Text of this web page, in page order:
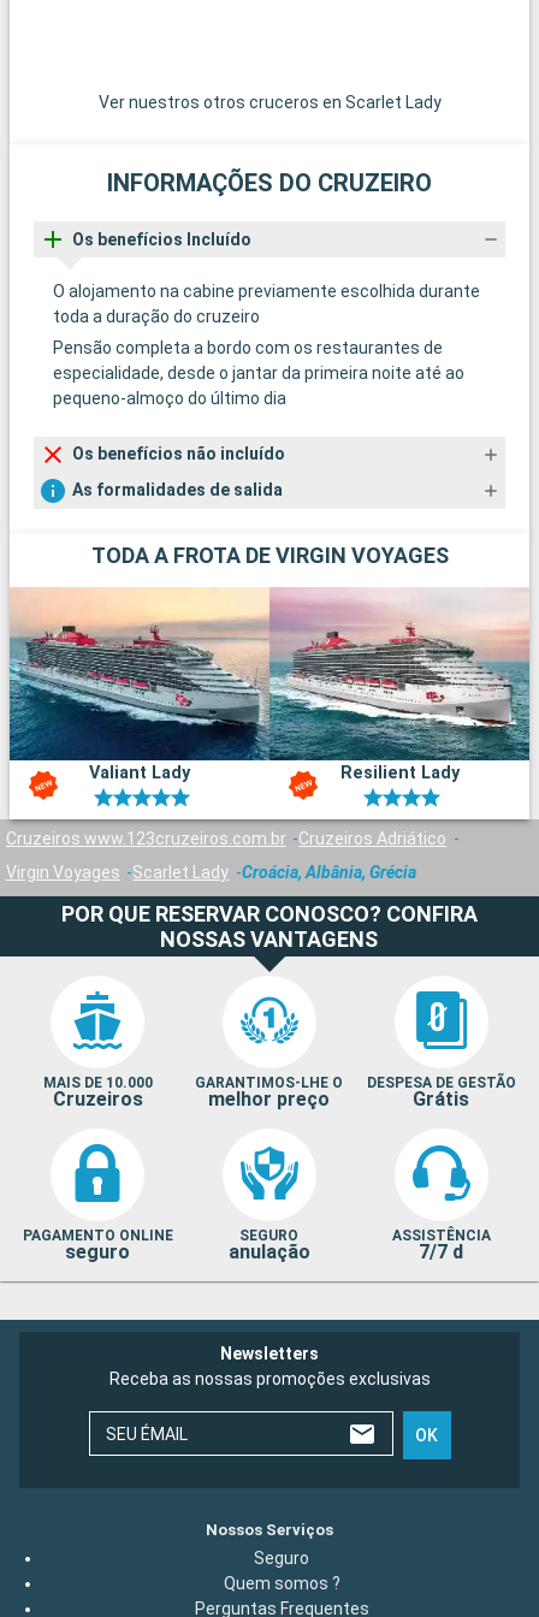
Ver nuestros otros cruceros en Scarlet Lady
INFORMAÇÕES DO CRUZEIRO
Os benefícios Incluído
O alojamento na cabine previamente escolhida durante
toda a duração do cruzeiro
Pensão completa a bordo com os restaurantes de
especialidade, desde o jantar da primeira noite até ao
pequeno-almoço do último dia
Os benefícios não incluído
As formalidades de salida
TODA A FROTA DE VIRGIN VOYAGES
Valiant Lady Resilient Lady
Cruzeiros www.123cruzeiros.com.br
Cruzeiros Adriático
Virgin Voyages
Scarlet Lady Croácia, Albânia, Grécia
POR QUE RESERVAR CONOSCO? CONFIRA
NOSSAS VANTAGENS
MAIS DE 10.000
Cruzeiros
GARANTIMOS-LHE O
melhor preço
DESPESA DE GESTÃO
Grátis
PAGAMENTO ONLINE
seguro
SEGURO
anulação
ASSISTÊNCIA
7/7 d
Newsletters
Receba as nossas promoções exclusivas
SEU ÉMAIL OK
Nossos Serviços
Seguro
Quem somos ?
Perguntas Frequentes